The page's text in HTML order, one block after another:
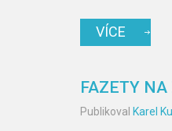
VÍCE
FAZETY
Publikoval Karel